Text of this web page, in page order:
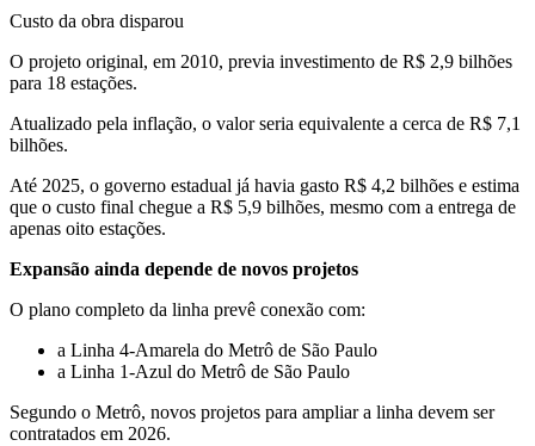
Custo da obra disparou
O projeto original, em 2010, previa investimento de R$ 2,9 bilhões
para 18 estações.
Atualizado pela inflação, o valor seria equivalente a cerca de R$ 7,1
bilhões.
Até 2025, o governo estadual já havia gasto R$ 4,2 bilhões e estima
que o custo final chegue a R$ 5,9 bilhões, mesmo com a entrega de
apenas oito estações.
Expansão ainda depende de novos projetos
O plano completo da linha prevê conexão com:
a Linha 4‑Amarela do Metrô de São Paulo
a Linha 1‑Azul do Metrô de São Paulo
Segundo o Metrô, novos projetos para ampliar a linha devem ser
contratados em 2026.